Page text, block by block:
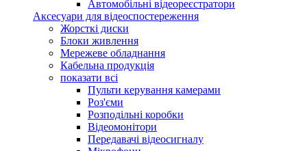
Автомобільні відеореєстратори
Аксесуари для відеоспостереження
Жорсткі диски
Блоки живлення
Мережеве обладнання
Кабельна продукція
показати всі
Пульти керування камерами
Роз'єми
Розподільні коробки
Відеомонітори
Передавачі відеосигналу